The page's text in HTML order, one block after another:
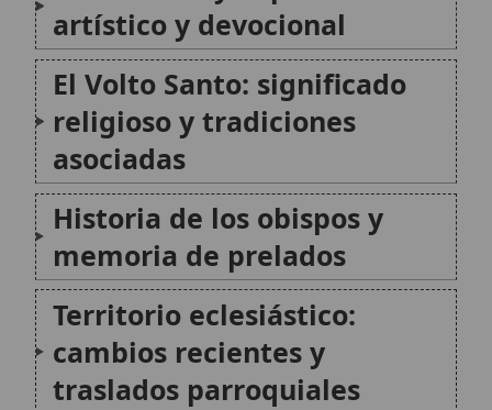
Relación entre fe, cultura
local y vida diocesana
Santos vinculados a la
tradición lucense
Conclusión
Citas y referencias
Modificado el 4 de junio de 2026 • FideScore™ 7.79•Citar este
artículo
Imprimir artículo•Generar QR•Instalar aplicación